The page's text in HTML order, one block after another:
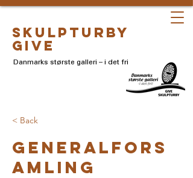
Danmarks største galleri – i det fri
skulpturby
give
< Back
Generalfors
amling